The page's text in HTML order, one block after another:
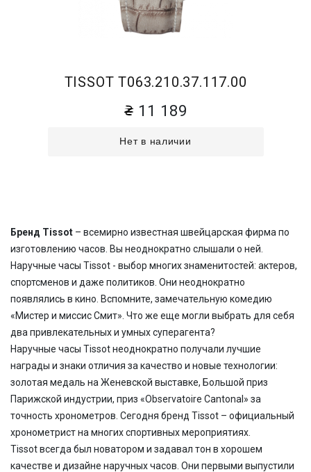
TISSOT T063.210.37.117.00
11 189
Нет в наличии
Бренд Tissot – всемирно известная швейцарская фирма по
изготовлению часов. Вы неоднократно слышали о ней.
Наручные часы Tissot - выбор многих знаменитостей: актеров,
спортсменов и даже политиков. Они неоднократно
появлялись в кино. Вспомните, замечательную комедию
«Мистер и миссис Смит». Что же еще могли выбрать для себя
два привлекательных и умных суперагента?
Наручные часы Tissot неоднократно получали лучшие
награды и знаки отличия за качество и новые технологии:
золотая медаль на Женевской выставке, Большой приз
Парижской индустрии, приз «Observatoire Cantonal» за
точность хронометров. Сегодня бренд Tissot – официальный
хронометрист на многих спортивных мероприятиях.
Tissot всегда был новатором и задавал тон в хорошем
качестве и дизайне наручных часов. Они первыми выпустили